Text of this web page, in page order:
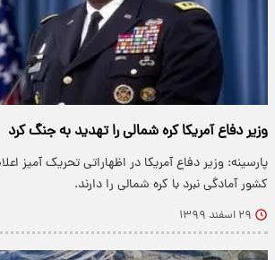
وزیر دفاع آمریکا کره شمالی را تهدید به جنگ کرد
پارسینه: وزیر دفاع آمریکا در اظهاراتی تحریک آمیز
کشور آمادگی نبرد با کره شمالی را دارند.
۲۹ اسفند ۱۳۹۹